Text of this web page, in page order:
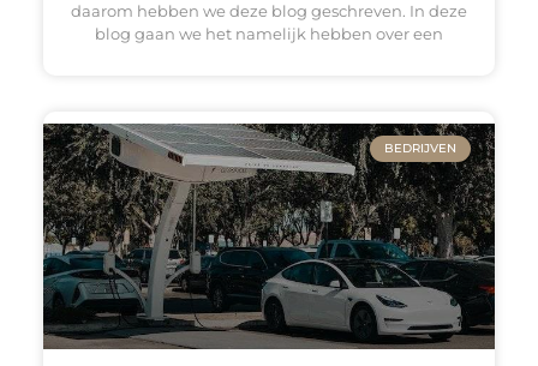
daarom hebben we deze blog geschreven. In deze
blog gaan we het namelijk hebben over een
BEDRIJVEN